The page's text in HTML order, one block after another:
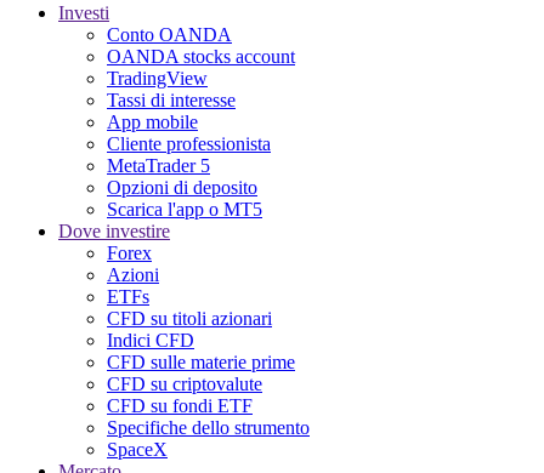
Investi
Conto OANDA
OANDA stocks account
TradingView
Tassi di interesse
App mobile
Cliente professionista
MetaTrader 5
Opzioni di deposito
Scarica l'app o MT5
Dove investire
Forex
Azioni
ETFs
CFD su titoli azionari
Indici CFD
CFD sulle materie prime
CFD su criptovalute
CFD su fondi ETF
Specifiche dello strumento
SpaceX